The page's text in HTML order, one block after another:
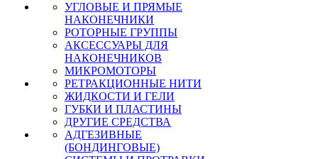
УГЛОВЫЕ И ПРЯМЫЕ
НАКОНЕЧНИКИ
РОТОРНЫЕ ГРУППЫ
АКСЕССУАРЫ ДЛЯ
НАКОНЕЧНИКОВ
МИКРОМОТОРЫ
РЕТРАКЦИОННЫЕ НИТИ
ЖИДКОСТИ И ГЕЛИ
ГУБКИ И ПЛАСТИНЫ
ДРУГИЕ СРЕДСТВА
АДГЕЗИВНЫЕ
(БОНДИНГОВЫЕ)